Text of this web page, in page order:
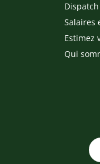
Dispatch
Salaires
Estimez
Qui